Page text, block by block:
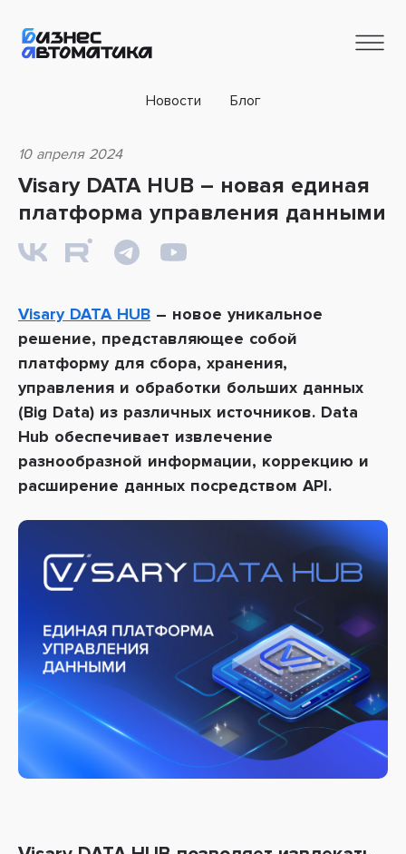
Новости Блог
10 апреля 2024
Visary DATA HUB – новая единая
платформа управления данными
Visary DATA HUB – новое уникальное
решение, представляющее собой
платформу для сбора, хранения,
управления и обработки больших данных
(Big Data) из различных источников. Data
Hub обеспечивает извлечение
разнообразной информации, коррекцию и
расширение данных посредством API.